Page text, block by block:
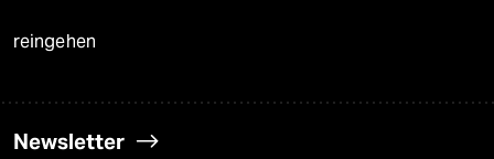
reingehen
Newsletter